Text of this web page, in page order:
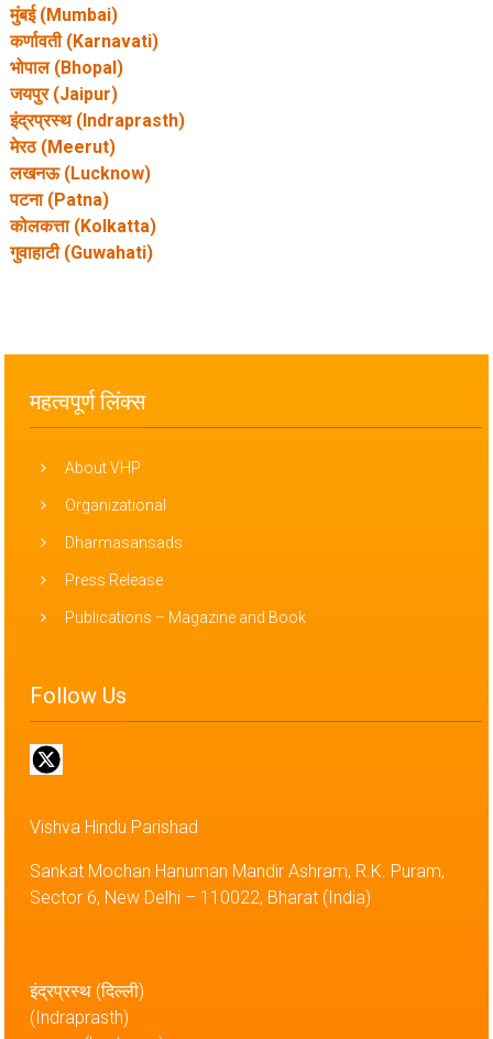
मुंबई (Mumbai)
कर्णावती (Karnavati)
भोपाल (Bhopal)
जयपुर (Jaipur)
इंद्रप्रस्थ (Indraprasth)
मेरठ (Meerut)
लखनऊ (Lucknow)
पटना (Patna)
कोलकत्ता (Kolkatta)
गुवाहाटी (Guwahati)
महत्वपूर्ण लिंक्स
About VHP
Organizational
Dharmasansads
Press Release
Publications – Magazine and Book
Follow Us
Vishva Hindu Parishad
Sankat Mochan Hanuman Mandir Ashram, R.K. Puram,
Sector 6, New Delhi – 110022, Bharat (India)
इंद्रप्रस्थ (दिल्ली)
(Indraprasth)